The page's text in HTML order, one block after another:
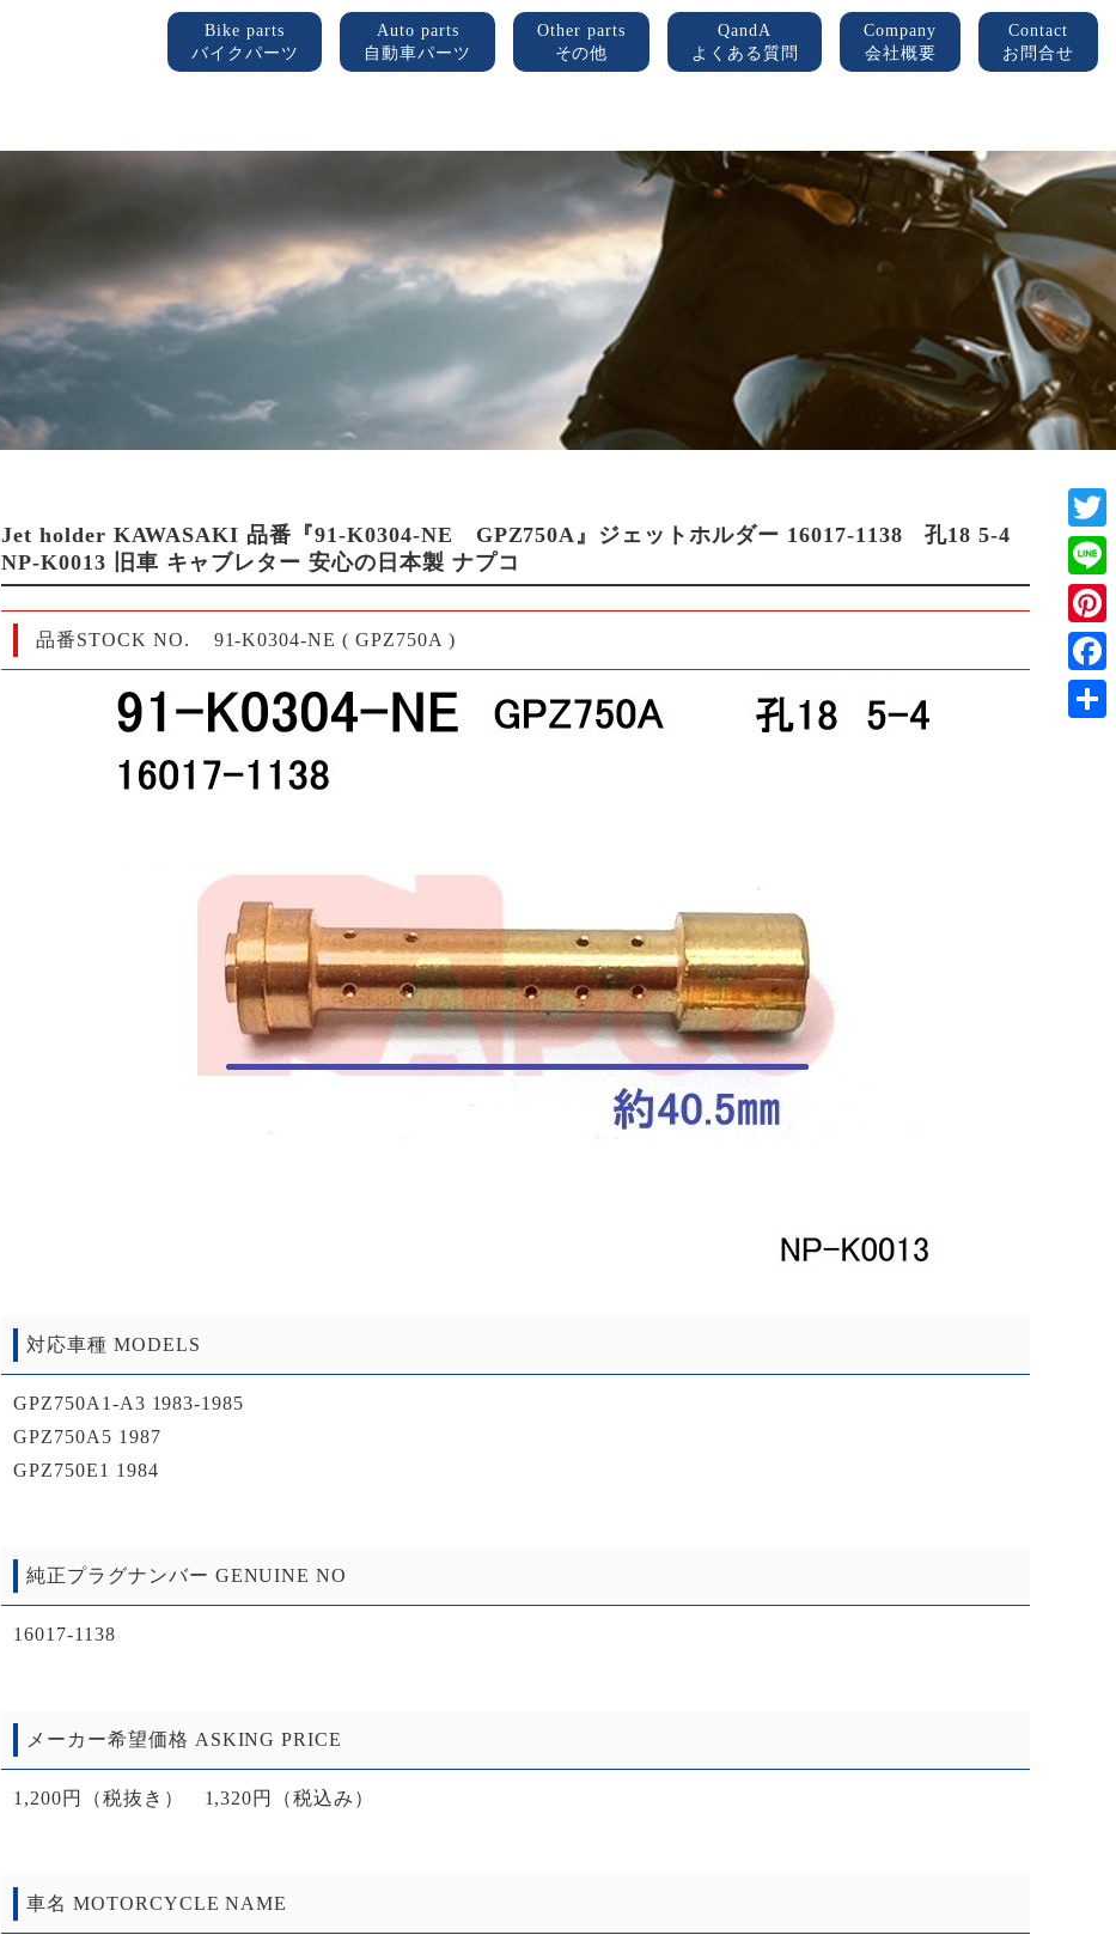
Bike parts
バイクパーツ
Auto parts
自動車パーツ
Other parts
その他
QandA
よくある質問
Company
会社概要
Contact
お問合せ
Jet holder KAWASAKI 品番『91-K0304-NE GPZ750A』ジェットホルダー 16017-1138 孔18 5-4
NP-K0013 旧車 キャブレター 安心の日本製 ナプコ
品番STOCK NO. 91-K0304-NE ( GPZ750A )
対応車種 MODELS
GPZ750A1-A3 1983-1985
GPZ750A5 1987
GPZ750E1 1984
純正プラグナンバー GENUINE NO
16017-1138
メーカー希望価格 ASKING PRICE
1,200円（税抜き） 1,320円（税込み）
車名 MOTORCYCLE NAME
Line